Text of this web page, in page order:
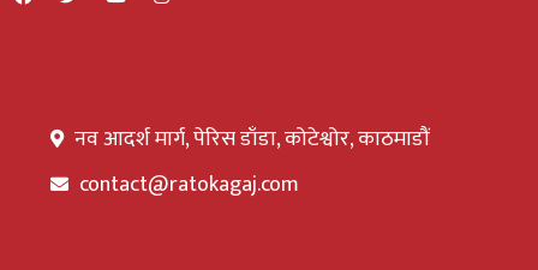
नव आदर्श मार्ग, पेरिस डाँडा, कोटेश्वोर, काठमाडौं
contact@ratokagaj.com